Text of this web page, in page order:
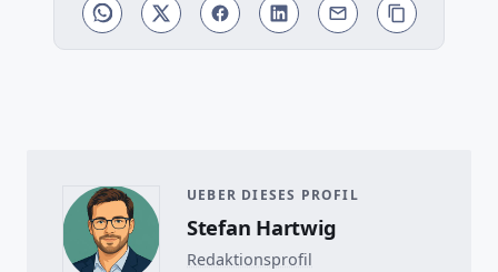
UEBER DIESES PROFIL
Stefan Hartwig
Redaktionsprofil